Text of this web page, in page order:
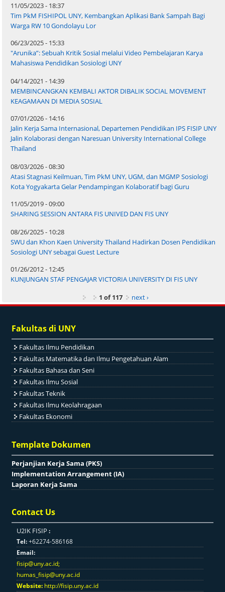
11/05/2023 - 18:37
Tim PkM FISHIPOL UNY, Kembangkan Aplikasi Bank Sampah Bagi
Warga RW 10 Gondolayu Lor
06/23/2025 - 15:33
"Arunika”: Sebuah Kritik Sosial melalui Video Pembelajaran Karya
Mahasiswa Pendidikan Sosiologi UNY
04/14/2021 - 14:39
MEMBINCANGKAN KEMBALI AKTOR DIBALIK SOCIAL MOVEMENT
KEAGAMAAN DI MEDIA SOSIAL
07/01/2026 - 14:16
Jalin Kerja Sama Internasional, Departemen Pendidikan IPS FISIP UNY
Jalin Kolaborasi dengan Naresuan University International College
Thailand
08/03/2026 - 08:30
Atasi Stagnasi Keilmuan, Tim PkM UNY, UGM, dan MGMP Sosiologi
Kota Yogyakarta Gelar Pendampingan Kolaboratif bagi Guru
11/05/2019 - 09:00
SHARING SESSION ANTARA FIS UNIVED DAN FIS UNY
08/26/2025 - 10:28
SWU dan Khon Kaen University Thailand Hadirkan Dosen Pendidikan
Sosiologi UNY sebagai Guest Lecture
01/26/2012 - 12:45
KUNJUNGAN STAF PENGAJAR VICTORIA UNIVERSITY DI FIS UNY
1 of 117
next ›
Fakultas di UNY
Fakultas Ilmu Pendidikan
Fakultas Matematika dan Ilmu Pengetahuan Alam
Fakultas Bahasa dan Seni
Fakultas Ilmu Sosial
Fakultas Teknik
Fakultas Ilmu Keolahragaan
Fakultas Ekonomi
Template Dokumen
Perjanjian Kerja Sama (PKS)
Implementation Arrangement (IA)
Laporan Kerja Sama
Contact Us
U2IK FISIP :
Tel:+62274-586168
Email:
fisip@uny.ac.id;
humas_fisip@uny.ac.id
Website: http://fisip.uny.ac.id